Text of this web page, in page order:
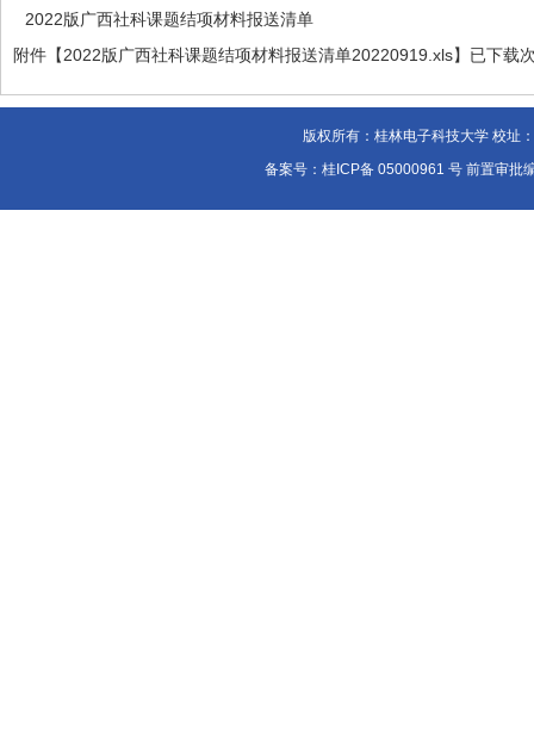
2022版广西社科课题结项材料报送清单
附件【2022版广西社科课题结项材料报送清单20220919.xls】 已下载
版权所有：桂林电子科技大学 校址
备案号：桂ICP备 05000961 号 前置审批